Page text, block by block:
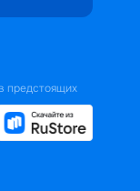
предстоящих